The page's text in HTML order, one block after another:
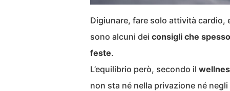
Digiunare, fare solo attività cardio,
sono alcuni dei consigli che
feste.
L’equilibrio però, secondo il
non sta né nella privazione né